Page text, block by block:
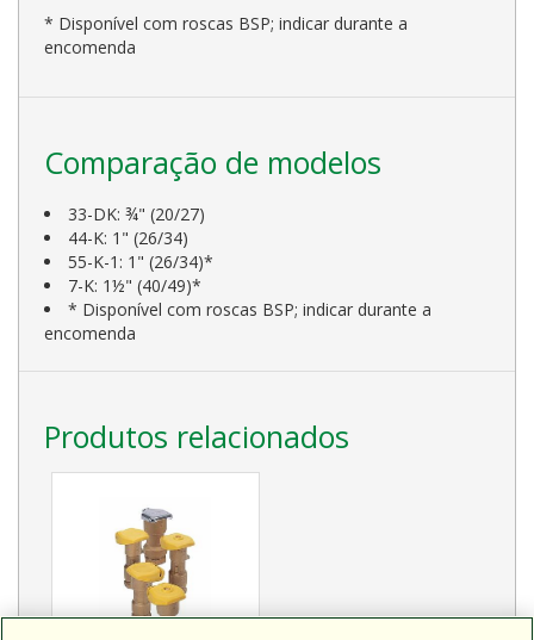
* Disponível com roscas BSP; indicar durante a
encomenda
Comparação de modelos
33-DK: ¾" (20/27)
44-K: 1" (26/34)
55-K-1: 1" (26/34)*
7-K: 1½" (40/49)*
* Disponível com roscas BSP; indicar durante a
encomenda
Produtos relacionados